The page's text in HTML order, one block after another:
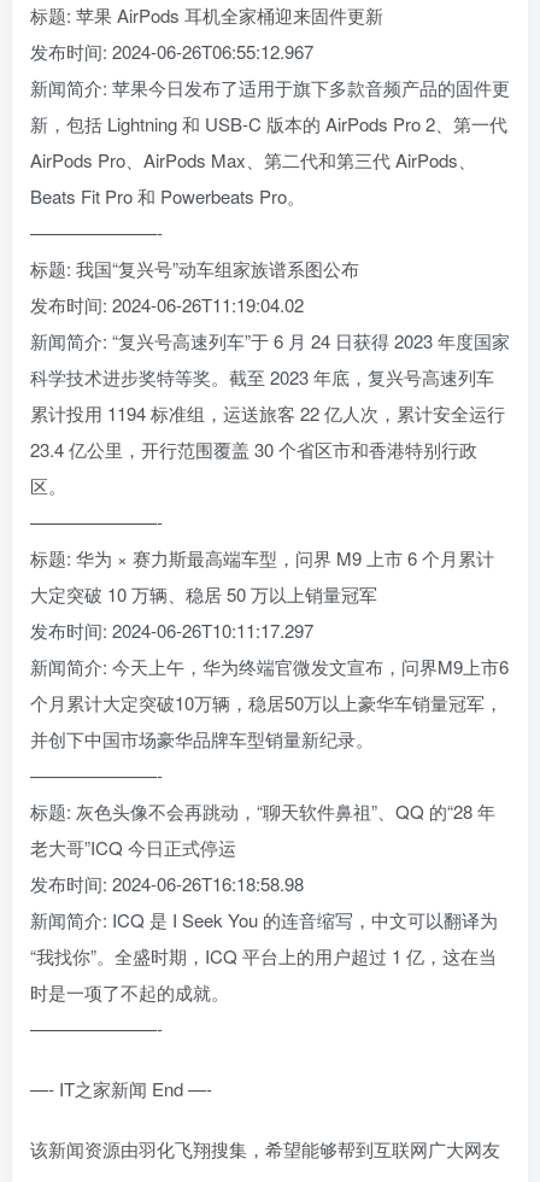
标题: 苹果 AirPods 耳机全家桶迎来固件更新
发布时间: 2024-06-26T06:55:12.967
新闻简介: 苹果今日发布了适用于旗下多款音频产品的固件更
新，包括 Lightning 和 USB-C 版本的 AirPods Pro 2、第一代
AirPods Pro、AirPods Max、第二代和第三代 AirPods、
Beats Fit Pro 和 Powerbeats Pro。
———————-
标题: 我国“复兴号”动车组家族谱系图公布
发布时间: 2024-06-26T11:19:04.02
新闻简介: “复兴号高速列车”于 6 月 24 日获得 2023 年度国家
科学技术进步奖特等奖。截至 2023 年底，复兴号高速列车
累计投用 1194 标准组，运送旅客 22 亿人次，累计安全运行
23.4 亿公里，开行范围覆盖 30 个省区市和香港特别行政
区。
———————-
标题: 华为 × 赛力斯最高端车型，问界 M9 上市 6 个月累计
大定突破 10 万辆、稳居 50 万以上销量冠军
发布时间: 2024-06-26T10:11:17.297
新闻简介: 今天上午，华为终端官微发文宣布，问界M9上市6
个月累计大定突破10万辆，稳居50万以上豪华车销量冠军，
并创下中国市场豪华品牌车型销量新纪录。
———————-
标题: 灰色头像不会再跳动，“聊天软件鼻祖”、QQ 的“28 年
老大哥”ICQ 今日正式停运
发布时间: 2024-06-26T16:18:58.98
新闻简介: ICQ 是 I Seek You 的连音缩写，中文可以翻译为
“我找你”。全盛时期，ICQ 平台上的用户超过 1 亿，这在当
时是一项了不起的成就。
———————-
—- IT之家新闻 End —-
该新闻资源由羽化飞翔搜集，希望能够帮到互联网广大网友